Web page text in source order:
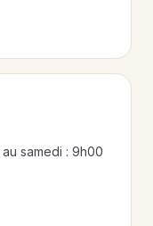
au samedi : 9h00